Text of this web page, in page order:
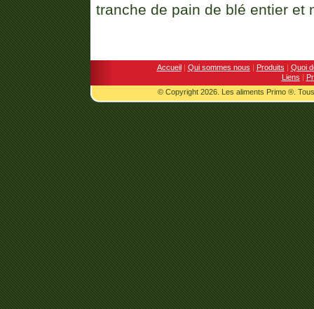
tranche de pain de blé entier et
Accueil | Qui sommes nous | Produits | Quoi
Liens |
© Copyright 2026. Les aliments Primo ®.